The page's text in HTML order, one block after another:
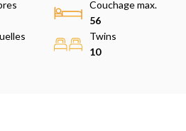
Couchage max.
56
Twins
10